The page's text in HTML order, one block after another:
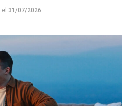
el 31/07/2026